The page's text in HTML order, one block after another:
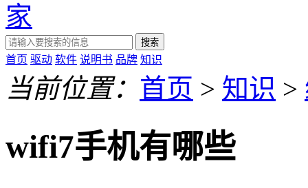
搜索
首页 驱动 软件 说明书 品牌 知识
当前位置： 首页 > 知识 >
wifi7手机有哪些